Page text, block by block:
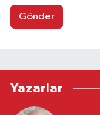
Gönder
Yazarlar